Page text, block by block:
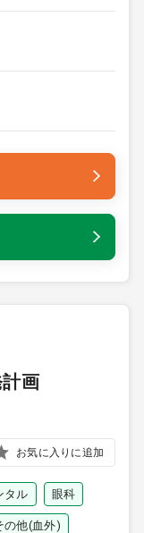
画
お気に入りに追加
タル 眼科
の他(血外)